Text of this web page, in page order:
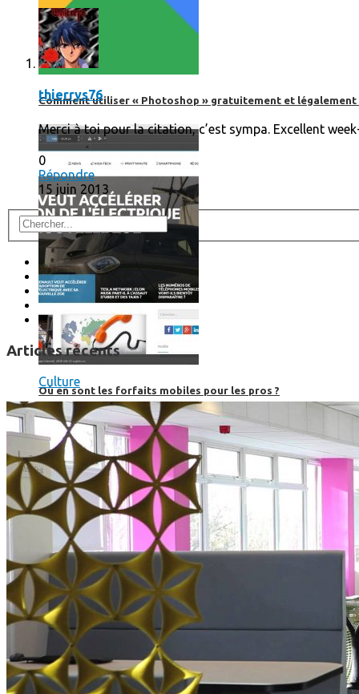
Comment utiliser « Photoshop » gratuitement et légalement
Où en sont les forfaits mobiles pour les pros ?
SmartPhone
thierrys76
Merci à toi pour la citation, c’est sympa. Excellent
0
Répondre
15 juin 2013
Articles récents
Culture